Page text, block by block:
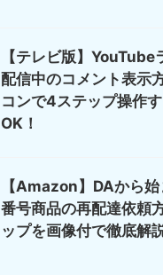
【テレビ版】YouTube
配信中のコメント表示
コンで4ステップ操作
OK！
【Amazon】DAから
番号商品の再配達依頼
ップを画像付で徹底解